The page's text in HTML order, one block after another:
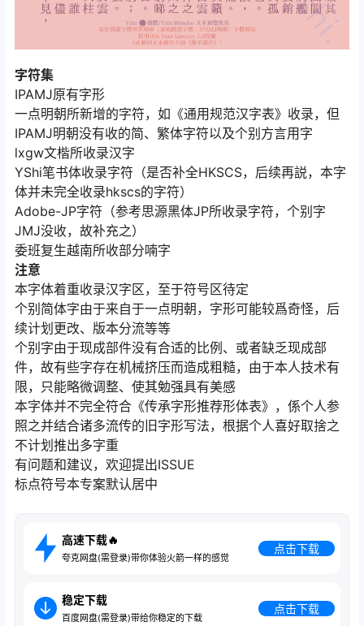
字符集
IPAMJ原有字形
一点明朝所新增的字符，如《通用规范汉字表》收录，但
IPAMJ明朝没有收的简、繁体字符以及个别方言用字
lxgw文楷所收录汉字
YShi笔书体收录字符（是否补全HKSCS，后续再説，本字
体并未完全收录hkscs的字符）
Adobe-JP字符（参考思源黑体JP所收录字符，个别字
JMJ没收，故补充之）
委班复生越南所收部分喃字
注意
本字体着重收录汉字区，至于符号区待定
个别简体字由于来自于一点明朝，字形可能较爲奇怪，后
续计划更改、版本分流等等
个别字由于现成部件没有合适的比例、或者缺乏现成部
件，故有些字存在机械挤压而造成粗糙，由于本人技术有
限，只能略微调整、使其勉强具有美感
本字体并不完全符合《传承字形推荐形体表》，係个人参
照之并结合诸多流传的旧字形写法，根据个人喜好取捨之
不计划推出多字重
有问题和建议，欢迎提出ISSUE
标点符号本专案默认居中
高速下载🔥
夸克网盘(需登录)带你体验火箭一样的感觉
点击下载
稳定下载
百度网盘(需登录)带给你稳定的下载
点击下载